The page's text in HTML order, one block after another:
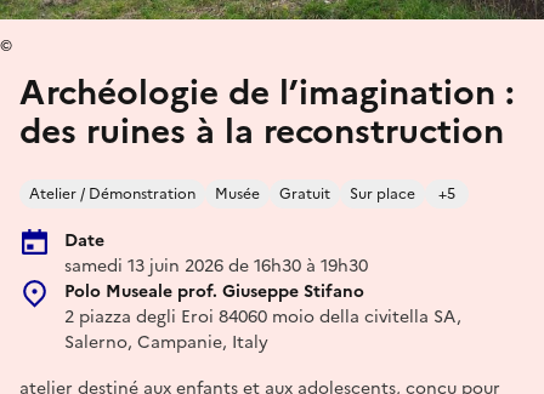
Archéologie de l’imagination :
des ruines à la reconstruction
Atelier / Démonstration Musée Gratuit Sur place +5
Date
samedi 13 juin 2026 de 16h30 à 19h30
Polo Museale prof. Giuseppe Stifano
2 piazza degli Eroi 84060 moio della civitella SA,
Salerno, Campanie, Italy
©
atelier destiné aux enfants et aux adolescents, conçu pour